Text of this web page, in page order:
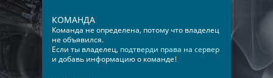
КОМАНДА
Команда не определена, потому что владелец
не объявился.
Если ты владелец, подтверди права на сервер
и добавь информацию о команде!